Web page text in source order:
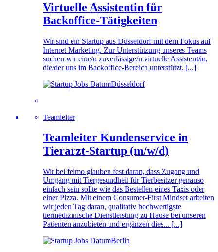
Virtuelle Assistentin für
Backoffice-Tätigkeiten
Wir sind ein Startup aus Düsseldorf mit dem Fokus auf
Internet Marketing. Zur Unterstützung unseres Teams
suchen wir eine/n zuverlässige/n virtuelle Assistent/in,
die/der uns im Backoffice-Bereich unterstützt. [...]
Düsseldorf
Teamleiter
Teamleiter Kundenservice in
Tierarzt-Startup (m/w/d)
Wir bei felmo glauben fest daran, dass Zugang und
Umgang mit Tiergesundheit für Tierbesitzer genauso
einfach sein sollte wie das Bestellen eines Taxis oder
einer Pizza. Mit einem Consumer-First Mindset arbeiten
wir jeden Tag daran, qualitativ hochwertigste
tiermedizinische Dienstleistung zu Hause bei unseren
Patienten anzubieten und ergänzen dies... [...]
Berlin